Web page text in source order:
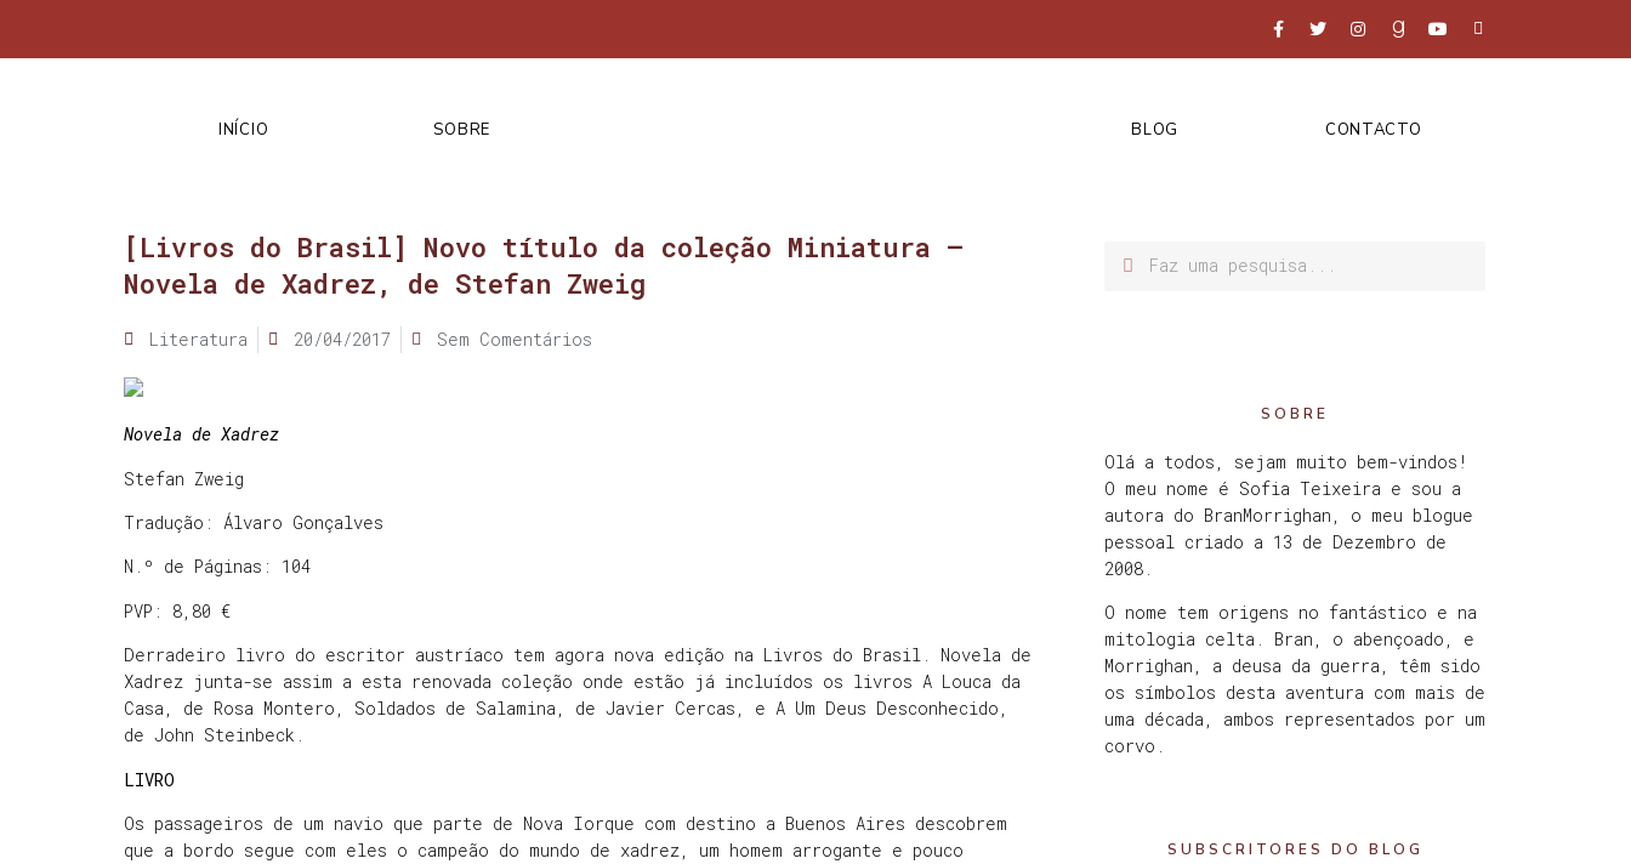
INÍCIO SOBRE BLOG CONTACTO
[Livros do Brasil] Novo título da coleção Miniatura –
Novela de Xadrez, de Stefan Zweig
Literatura 20/04/2017 Sem Comentários
Novela de Xadrez
Stefan Zweig
Tradução: Álvaro Gonçalves
N.º de Páginas: 104
PVP: 8,80 €
Derradeiro livro do escritor austríaco tem agora nova edição na Livros do Brasil. Novela de
Xadrez junta-se assim a esta renovada coleção onde estão já incluídos os livros A Louca da
Casa, de Rosa Montero, Soldados de Salamina, de Javier Cercas, e A Um Deus Desconhecido,
de John Steinbeck.
LIVRO
Os passageiros de um navio que parte de Nova Iorque com destino a Buenos Aires descobrem
que a bordo segue com eles o campeão do mundo de xadrez, um homem arrogante e pouco
SOBRE
Olá a todos, sejam muito bem-vindos!
O meu nome é Sofia Teixeira e sou a
autora do BranMorrighan, o meu blogue
pessoal criado a 13 de Dezembro de
2008.
O nome tem origens no fantástico e na
mitologia celta. Bran, o abençoado, e
Morrighan, a deusa da guerra, têm sido
os símbolos desta aventura com mais de
uma década, ambos representados por um
corvo.
SUBSCRITORES DO BLOG